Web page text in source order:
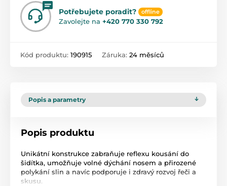
Potřebujete poradit? offline
Zavolejte na +420 770 330 792
Kód produktu: 190915 Záruka: 24 měsíců
Popis a parametry
Popis produktu
Unikátní konstrukce zabraňuje reflexu kousání do
šidítka, umožňuje volné dýchání nosem a přirozené
polykání slin a navíc podporuje i zdravý rozvoj řeči a
skusu.